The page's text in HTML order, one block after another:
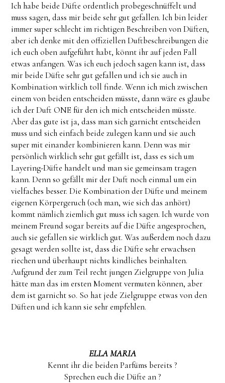
Ich habe beide Düfte ordentlich probegeschnüffelt und
muss sagen, dass mir beide sehr gut gefallen. Ich bin leider
immer super schlecht im richtigen Beschreiben von Düften,
aber ich denke mit den offiziellen Duftbeschreibungen die
ich euch oben aufgeführt habt, könnt ihr auf jeden Fall
etwas anfangen. Was ich euch jedoch sagen kann ist, dass
mir beide Düfte sehr gut gefallen und ich sie auch in
Kombination wirklich toll finde. Wenn ich mich zwischen
einem von beiden entscheiden müsste, dann wäre es glaube
ich der Duft ONE für den ich mich entscheiden müsste.
Aber das gute ist ja, dass man sich garnicht entscheiden
muss und sich einfach beide zulegen kann und sie auch
super mit einander kombinieren kann. Denn was mir
persönlich wirklich sehr gut gefällt ist, dass es sich um
Layering-Düfte handelt und man sie gemeinsam tragen
kann. Denn so gefällt mir der Duft noch einmal um ein
vielfaches besser. Die Kombination der Düfte und meinem
eigenen Körpergeruch (och man, wie sich das anhört)
kommt nämlich ziemlich gut muss ich sagen. Ich wurde von
meinem Freund sogar bereits auf die Düfte angesprochen,
auch sie gefallen sie wirklich gut. Was außerdem noch dazu
gesagt werden sollte ist, dass die Düfte sehr erwachsen
riechen und überhaupt nichts kindliches beinhalten.
Aufgrund der zum Teil recht jungen Zielgruppe von Julia
hätte man das im ersten Moment vermuten können, aber
dem ist garnicht so. So hat jede Zielgruppe etwas von den
Düften und ich kann sie sehr empfehlen.
ELLA MARIA
Kennt ihr die beiden Parfüms bereits ?
Sprechen euch die Düfte an ?